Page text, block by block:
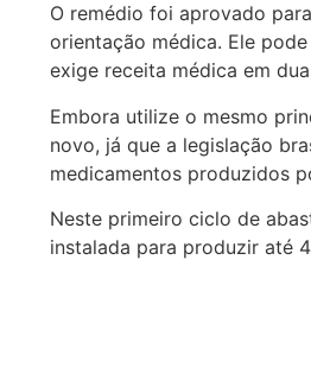
O remédio foi aprovado
orientação médica. Ele
exige receita médica em
Embora utilize o mesmo
novo, já que a legislação
medicamentos produzidos
Neste primeiro ciclo de
instalada para produzir até